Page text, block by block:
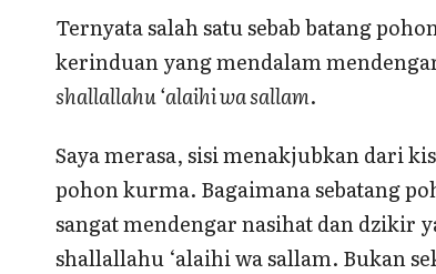
Ternyata salah satu sebab batang
kerinduan yang mendalam
shallallahu ‘alaihi wa sallam.
Saya merasa, sisi menakjubkan dari
pohon kurma. Bagaimana sebatang
sangat mendengar nasihat dan dzikir
shallallahu ‘alaihi wa sallam. Bukan